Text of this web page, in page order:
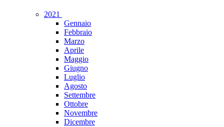
2021
Gennaio
Febbraio
Marzo
Aprile
Maggio
Giugno
Luglio
Agosto
Settembre
Ottobre
Novembre
Dicembre